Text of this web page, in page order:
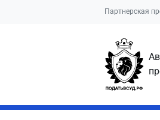
Партнерская